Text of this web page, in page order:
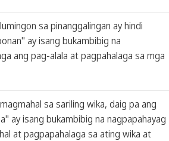
sa pinanggalingan ay hindi
ay isang bukambibig na
ang pag-alala at pagpahalaga sa mga
sa sariling wika, daig pa ang
ay isang bukambibig na nagpapahayag
at pagpapahalaga sa ating wika at